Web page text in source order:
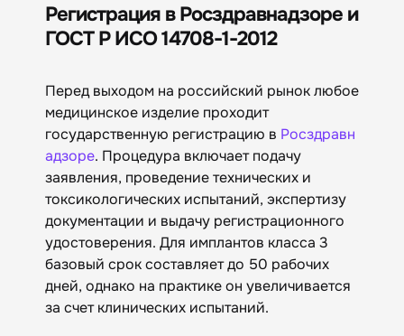
Регистрация в Росздравнадзоре и
ГОСТ Р ИСО 14708-1-2012
Перед выходом на российский рынок любое
медицинское изделие проходит
государственную регистрацию в Росздравн
адзоре. Процедура включает подачу
заявления, проведение технических и
токсикологических испытаний, экспертизу
документации и выдачу регистрационного
удостоверения. Для имплантов класса 3
базовый срок составляет до 50 рабочих
дней, однако на практике он увеличивается
за счет клинических испытаний.